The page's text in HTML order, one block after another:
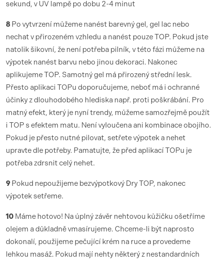
sekund, v UV lampě po dobu 2-4 minut
8 Po vytvrzení můžeme nanést barevný gel, gel lac nebo
nechat v přirozeném vzhledu a nanést pouze TOP. Pokud jste
natolik šikovní, že není potřeba pilník, v této fázi můžeme na
výpotek nanést barvu nebo jinou dekoraci. Nakonec
aplikujeme TOP. Samotný gel má přirozený střední lesk.
Přesto aplikaci TOPu doporučujeme, neboť má i ochranné
účinky z dlouhodobého hlediska např. proti poškrábání. Pro
matný efekt, který je nyní trendy, můžeme samozřejmě použít
i TOP s efektem matu. Není vyloučena ani kombinace obojího.
Pokud je přesto nutné pilovat, setřete výpotek a nehet
upravte dle potřeby. Pamatujte, že před aplikací TOPu je
potřeba zdrsnit celý nehet.
9 Pokud nepoužijeme bezvýpotkový Dry TOP, nakonec
výpotek setřeme.
10 Máme hotovo! Na úplný závěr nehtovou kůžičku ošetříme
olejem a důkladně vmasírujeme. Chceme-li být naprosto
dokonalí, použijeme pečující krém na ruce a provedeme
lehkou masáž. Pokud mají nehty některý z nestandardních